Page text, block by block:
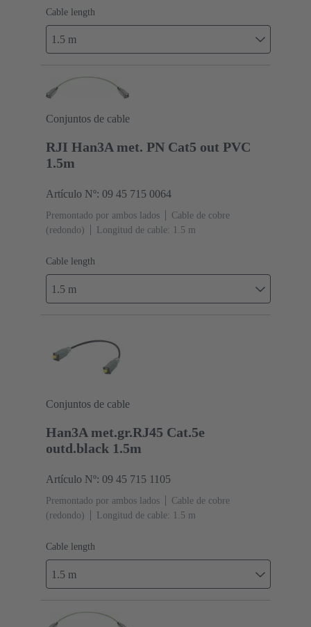
Cable length
1.5 m
Conjuntos de cable
RJI Han3A met. PN Cat5 out PVC
1.5m
Artículo Nº: 09 45 715 0064
Premontado por ambos lados
Cable de cobre
(redondo)
Longitud de cable: 1.5 m
Cable length
1.5 m
Conjuntos de cable
Han3A met.gr.RJ45 Cat.5e
outd.black 1.5m
Artículo Nº: 09 45 715 1105
Premontado por ambos lados
Cable de cobre
(redondo)
Longitud de cable: 1.5 m
Cable length
1.5 m